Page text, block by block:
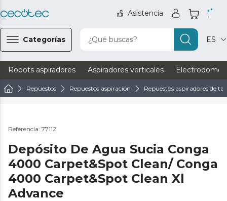
Asistencia
Categorías ¿Qué buscas? ES
Robots aspiradores Aspiradores verticales
Repuestos Repuestos aspiración Repuestos aspiradores de
Referencia: 77112
Depósito De Agua Sucia Conga
4000 Carpet&Spot Clean/ Conga
4000 Carpet&Spot Clean Xl
Advance